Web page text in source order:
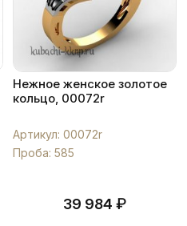
Нежное женское золотое
кольцо, 00072r
Артикул: 00072r
Проба: 585
39 984 ₽